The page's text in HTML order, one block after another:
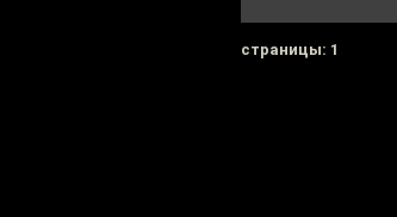
cтраницы: 1